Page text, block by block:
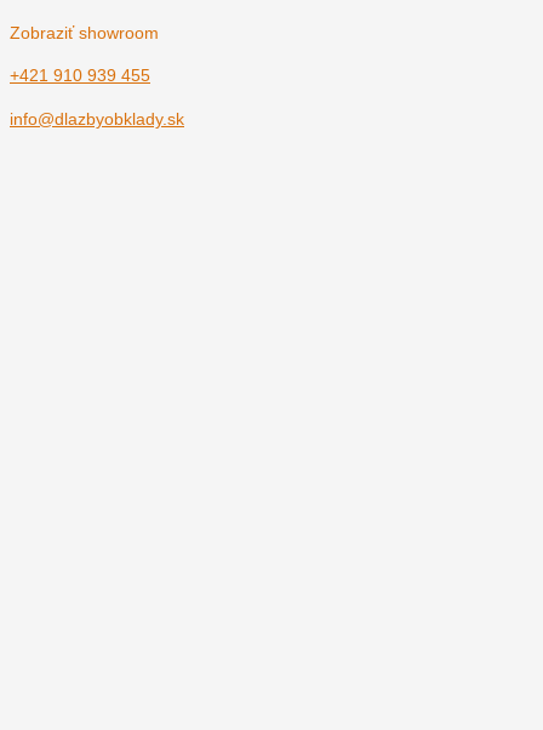
Zobraziť showroom
+421 910 939 455
info@dlazbyobklady.sk